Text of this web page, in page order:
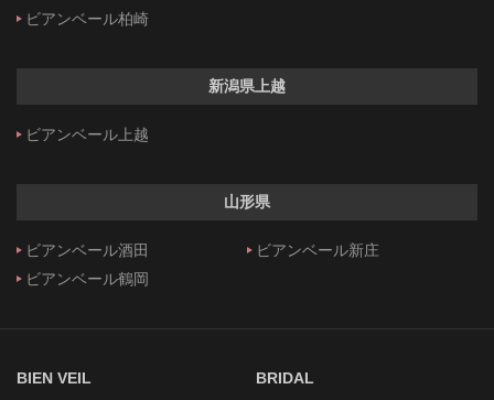
ビアンベール柏崎
新潟県上越
ビアンベール上越
山形県
ビアンベール酒田
ビアンベール新庄
ビアンベール鶴岡
BIEN VEIL BRIDAL